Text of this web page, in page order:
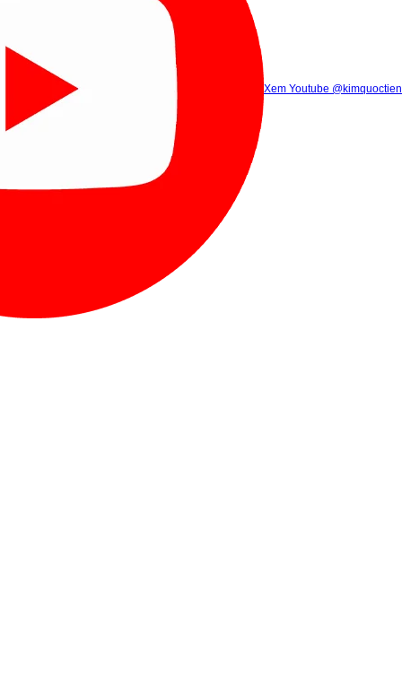
Xem Tik Tok
Gọi điện (8h00 - 21h30)
Xem Youtube @kimquoctien